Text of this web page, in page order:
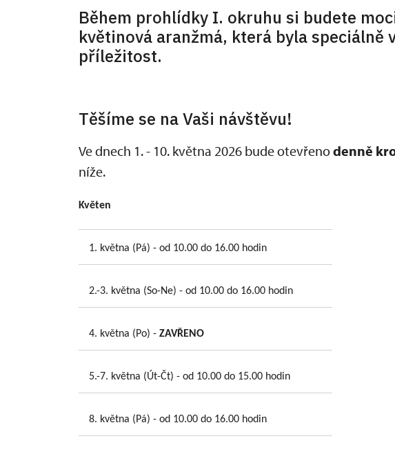
Během prohlídky I. okruhu si budete
květinová aranžmá, která byla speciálně
příležitost.
Těšíme se na Vaši návštěvu!
Ve dnech 1. - 10. května 2026 bude otevřenodenně
níže.
Květen
1. května (Pá) - od 10.00 do 16.00 hodin
2.-3. května (So-Ne) - od 10.00 do 16.00 hodin
4. května (Po) - ZAVŘENO
5.-7. května (Út-Čt) - od 10.00 do 15.00 hodin
8. května (Pá) - od 10.00 do 16.00 hodin